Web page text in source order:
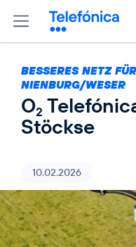
BESSERES NETZ
NIENBURG/WESER
O2
Stöckse
10.02.2026